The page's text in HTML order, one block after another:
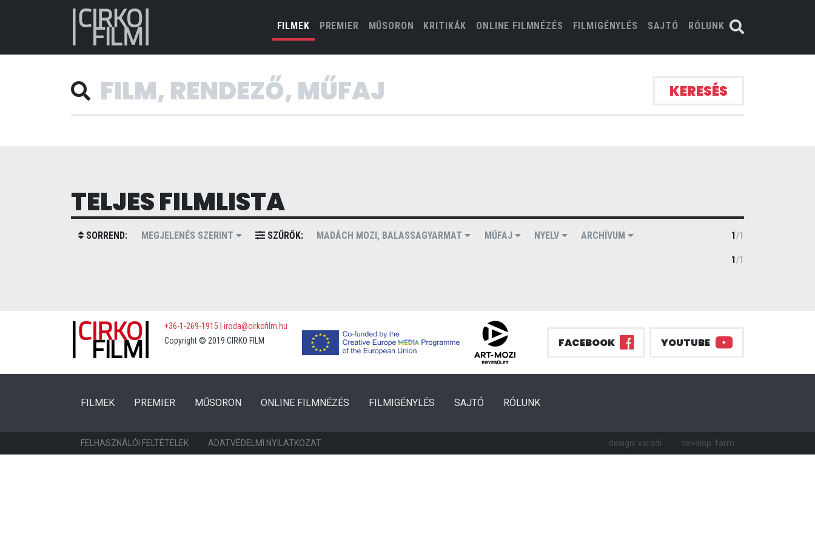
FILMEK(CURRENT)
PREMIER MŰSORON KRITIKÁK ONLINE FILMNÉZÉS FILMIGÉNYLÉS SAJTÓ RÓLUNK
KERESÉS
TELJES FILMLISTA
SORREND: MEGJELENÉS SZERINT SZŰRŐK: MADÁCH MOZI, BALASSAGYARMAT MŰFAJ NYELV ARCHÍVUM 1/1
1/1
+36-1-269-1915
iroda@cirkofilm.hu
Copyright © 2019 CIRKO FILM
FACEBOOK YOUTUBE
FILMEK(CURRENT)
PREMIER (CURRENT)
MŰSORON ONLINE FILMNÉZÉS FILMIGÉNYLÉS SAJTÓ RÓLUNK
FELHASZNÁLÓI FELTÉTELEK ADATVÉDELMI NYILATKOZAT design: varadi develop: farm